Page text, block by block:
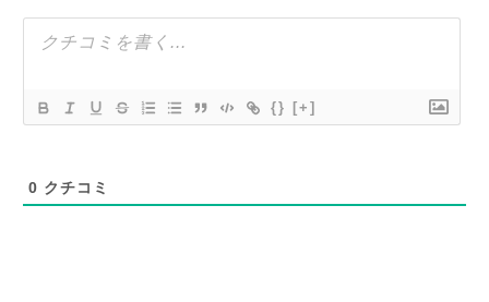
{} [+]
0 クチコミ